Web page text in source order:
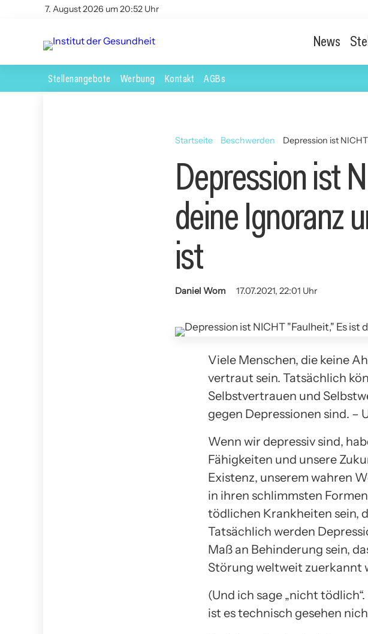
7. August 2026 um 20:52 Uhr
News
Stellenangebote Werbung Kontakt AGBs
Startseite Beschwerden Depression ist
Depression ist
deine Ignoranz
ist
Daniel Wom 17.07.2021, 22:01 Uhr
Viele Menschen, die keine
vertraut sein. Tatsächlich
Selbstvertrauen und
gegen Depressionen sind. –
Wenn wir depressiv sind,
Fähigkeiten und unsere
Existenz, unserem wahren
in ihren schlimmsten
tödlichen Krankheiten sein,
Tatsächlich werden
Maß an Behinderung sein,
Störung weltweit zuerkannt
(Und ich sage „nicht
ist es technisch gesehen